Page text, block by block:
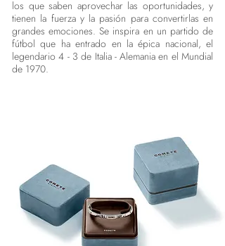
los que saben aprovechar las oportunidades, y
tienen la fuerza y la pasión para convertirlas en
grandes emociones. Se inspira en un partido de
fútbol que ha entrado en la épica nacional, el
legendario 4 - 3 de Italia - Alemania en el Mundial
de 1970.